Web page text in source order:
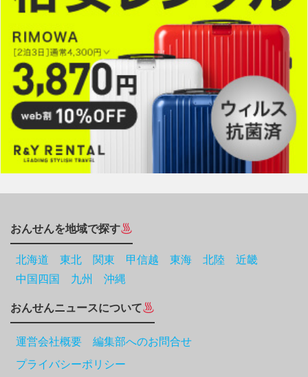
おんせんを地域で探す
北海道 東北 関東 甲信越 東海 北陸
近畿
中国四国
九州 沖縄
おんせんニュースについて
運営会社概要 編集部へのお問合せ
プライバシーポリシー